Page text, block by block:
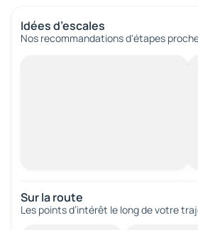
Idées d’escales
Nos recommandations d'étapes
Sur la route
Les points d’intérêt le long de votre